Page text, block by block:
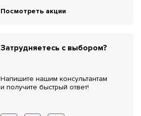
Посмотреть акции
Затрудняетесь с выбором?
Напишите нашим консультантам
и получите быстрый ответ!